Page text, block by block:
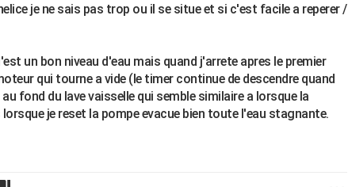
je ne sais pas trop ou il se situe et si c'est facile a reperer /
un bon niveau d'eau mais quand j'arrete apres le premier
qui tourne a vide (le timer continue de descendre quand
fond du lave vaisselle qui semble similaire a lorsque la
je reset la pompe evacue bien toute l'eau stagnante.